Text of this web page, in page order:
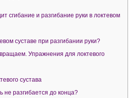
сгибание и разгибание руки в локтевом
суставе при разгибании руки?
Упражнения для локтевого
сустава
не разгибается до конца?